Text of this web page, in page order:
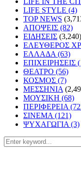
LIFE STYLE (4)
TOP NEWS
ΑΠΟΨΕΙΣ (82)
ΕΙΔΗΣΕΙΣ (3,240)
ΕΛΕΥΘΕΡΟΣ
ΕΛΛΑΔΑ (63)
ΕΠΙΧΕΙΡΗΣΕΙΣ
ΘΕΑΤΡΟ (56)
ΚΟΣΜΟΣ (7)
ΜΕΣΣΗΝΙΑ
ΜΟΥΣΙΚΗ (68)
ΠΕΡΙΦΕΡΕΙΑ
ΣΙΝΕΜΑ (121)
ΨΥΧΑΓΩΓΙΑ (3)
Search
for: